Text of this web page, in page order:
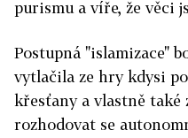
purismu a víře, že věci
Postupná "islamizace"
vytlačila ze hry kdysi
křesťany a vlastně také
rozhodovat se